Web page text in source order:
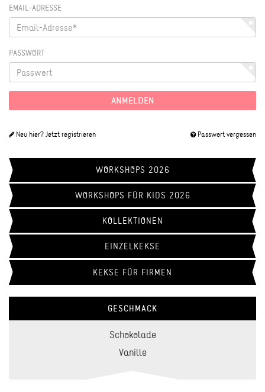
EMAIL-ADRESSE
PASSWORT
Neu hier? Jetzt registrieren Passwort vergessen
WORKSHOPS 2026
WORKSHOPS FÜR KIDS 2026
KOLLEKTIONEN
EINZELKEKSE
KEKSE FÜR FIRMEN
GESCHMACK
Schokolade
Vanille